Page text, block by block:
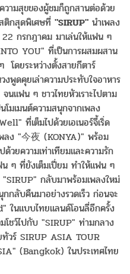
วามสุขของผู้ชมก็ถูกสานต่อด้วย
ติกสุดพิเศษที่ "SIRUP" นำเพลง
กรกฎาคม มาเล่นให้แฟน ๆ
YOU" ที่เป็นการผสมผสาน
โดยระหว่างตั้งสายกีตาร์
พูดคุยเล่าความประทับใจอาหาร
นแฟน ๆ ชาวไทยหัวเราะไปตาม
มเมนต์ความสนุกจากเพลง
ที่เต็มไปด้วยเอเนอร์จี้เริ่ด
ลง "今夜 (KONYA)" พร้อม
วยความเท่าเทียมและความรัก
ๆ ที่ยังเต็มเปี่ยม ทำให้แฟน ๆ
กลับมาพร้อมเพลงใหม่
ลับคืนมาอย่างรวดเร็ว ก่อนจะ
ในแบบไทยแลนด์โอนลี่อีกครั้ง
โชว์ไปกับ "SIRUP" ท่ามกลาง
วร์ SIRUP ASIA TOUR
(Bangkok) ในประเทศไทย